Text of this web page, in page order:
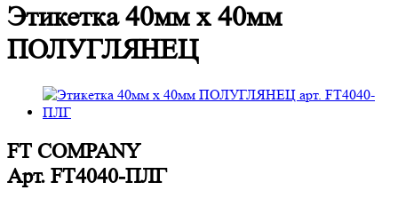
Этикетка 40мм х 40мм
ПОЛУГЛЯНЕЦ
FT COMPANY
Арт. FT4040-ПЛГ